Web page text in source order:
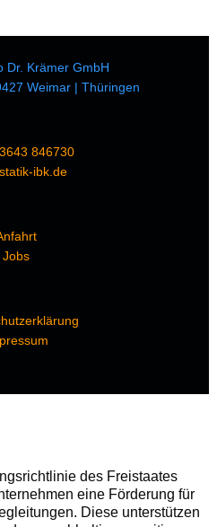
Dr. Krämer GmbH
Weimar | Thüringen
846730
ibk.de
Jobs
des Freistaates
eine Förderung für
Diese unterstützen